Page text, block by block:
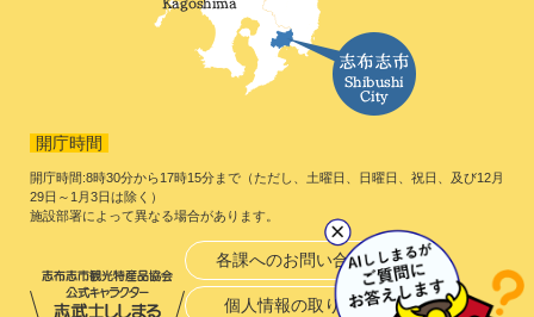
開庁時間
開庁時間:8時30分から17時15分まで（ただし、土曜日、日曜日、祝日、及び12月
29日～1月3日は除く）
施設部署によって異なる場合があります。
各課へのお問い合わせ
個人情報の取り扱い